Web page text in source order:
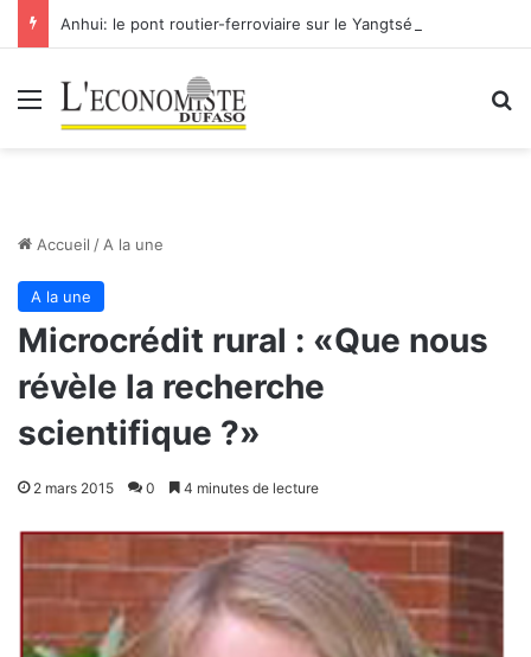
Menu
Accueil / A la une
A la une
Microcrédit rural : «Que nous
révèle la recherche
scientifique ?»
2 mars 2015 0 4 minutes de lecture